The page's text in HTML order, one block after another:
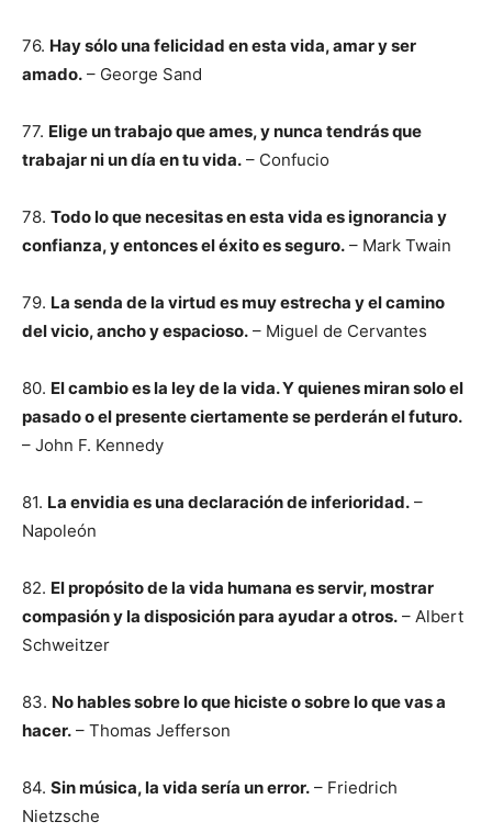
76. Hay sólo una felicidad en esta vida, amar y ser
amado. – George Sand
77. Elige un trabajo que ames, y nunca tendrás que
trabajar ni un día en tu vida. – Confucio
78. Todo lo que necesitas en esta vida es ignorancia y
confianza, y entonces el éxito es seguro. – Mark Twain
79. La senda de la virtud es muy estrecha y el camino
del vicio, ancho y espacioso. – Miguel de Cervantes
80. El cambio es la ley de la vida. Y quienes miran solo el
pasado o el presente ciertamente se perderán el futuro.
– John F. Kennedy
81. La envidia es una declaración de inferioridad. –
Napoleón
82. El propósito de la vida humana es servir, mostrar
compasión y la disposición para ayudar a otros. – Albert
Schweitzer
83. No hables sobre lo que hiciste o sobre lo que vas a
hacer. – Thomas Jefferson
84. Sin música, la vida sería un error. – Friedrich
Nietzsche